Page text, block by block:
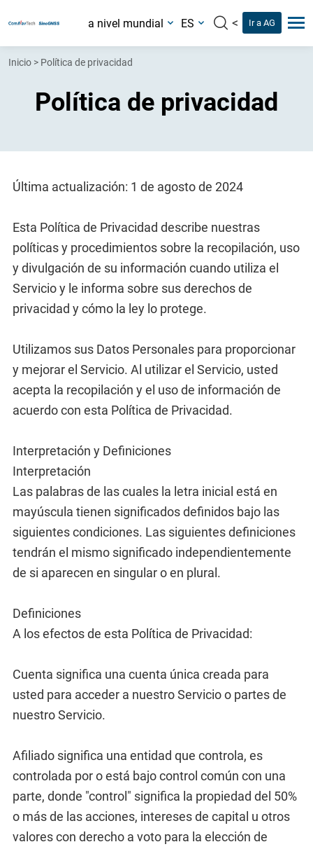
a nivel mundial ES < Ir a AG
Inicio > Política de privacidad
Política de privacidad
Última actualización: 1 de agosto de 2024
Esta Política de Privacidad describe nuestras
políticas y procedimientos sobre la recopilación, uso
y divulgación de su información cuando utiliza el
Servicio y le informa sobre sus derechos de
privacidad y cómo la ley lo protege.
Utilizamos sus Datos Personales para proporcionar
y mejorar el Servicio. Al utilizar el Servicio, usted
acepta la recopilación y el uso de información de
acuerdo con esta Política de Privacidad.
Interpretación y Definiciones
Interpretación
Las palabras de las cuales la letra inicial está en
mayúscula tienen significados definidos bajo las
siguientes condiciones. Las siguientes definiciones
tendrán el mismo significado independientemente
de si aparecen en singular o en plural.
Definiciones
A los efectos de esta Política de Privacidad:
Cuenta significa una cuenta única creada para
usted para acceder a nuestro Servicio o partes de
nuestro Servicio.
Afiliado significa una entidad que controla, es
controlada por o está bajo control común con una
parte, donde "control" significa la propiedad del 50%
o más de las acciones, intereses de capital u otros
valores con derecho a voto para la elección de